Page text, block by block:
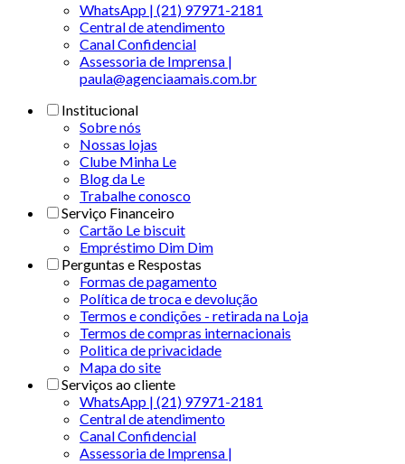
WhatsApp | (21) 97971-2181
Central de atendimento
Canal Confidencial
Assessoria de Imprensa |
paula@agenciaamais.com.br
Institucional
Sobre nós
Nossas lojas
Clube Minha Le
Blog da Le
Trabalhe conosco
Serviço Financeiro
Cartão Le biscuit
Empréstimo Dim Dim
Perguntas e Respostas
Formas de pagamento
Política de troca e devolução
Termos e condições - retirada na Loja
Termos de compras internacionais
Politica de privacidade
Mapa do site
Serviços ao cliente
WhatsApp | (21) 97971-2181
Central de atendimento
Canal Confidencial
Assessoria de Imprensa |